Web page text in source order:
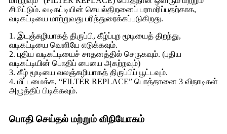
சிமிட்டும். வடிகட்டியின் செயல்திறனைப் பராமரிப்பதற்காக,
வடிகட்டியை மாற்றுவது பரிந்துரைக்கப்படுகிறது.
1. இடஞ்சுழியாகத் திருப்பி, கீழ்ப்புற மூடியைத் திறந்து,
வடிகட்டியை வெளியே எடுக்கவும்.
2. புதிய வடிகட்டியைச் சாதனத்தில் செருகவும். (புதிய
வடிகட்டியின் பொதிப் பையை அகற்றவும்)
3. கீழ் மூடியை வலஞ்சுழியாகத் திருப்பிப் பூட்டவும்.
4. மீட்டமைக்க, “FILTER REPLACE” பொத்தானை 3 விநாடிகள்
அழுத்திப் பிடிக்கவும்.
பொதி செய்தல் மற்றும் விநியோகம்